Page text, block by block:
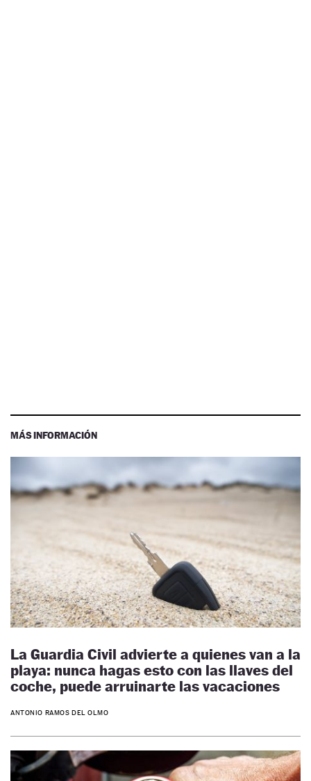
MÁS INFORMACIÓN
La Guardia Civil advierte a quienes van a la
playa: nunca hagas esto con las llaves del
coche, puede arruinarte las vacaciones
ANTONIO RAMOS DEL OLMO